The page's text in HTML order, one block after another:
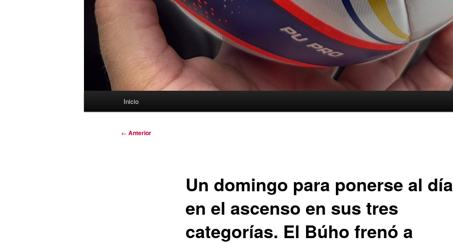
Inicio
Navegación
← Anterior
Un domingo para ponerse al día
en el ascenso en sus tres
categorías. El Búho frenó a